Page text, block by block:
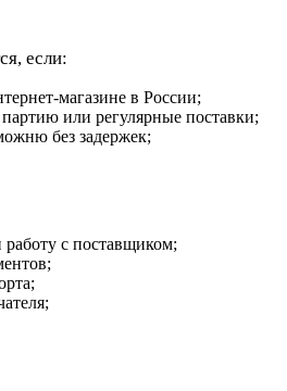
если:
магазине в России;
или регулярные поставки;
без задержек;
с поставщиком;